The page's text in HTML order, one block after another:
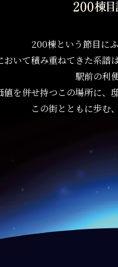
200棟という節目に
おいて積み重ねてきた系譜
駅前の利
値を併せ持つこの場所に、
この街とともに歩む